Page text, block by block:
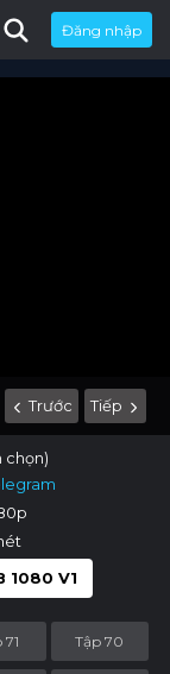
Đăng nhập
Trước Tiếp
chọn)
1080 V1
71 Tập 70